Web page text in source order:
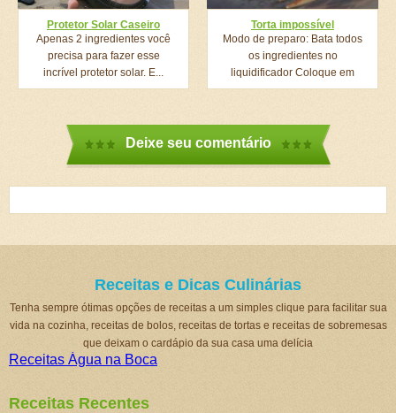
Protetor Solar Caseiro
Apenas 2 ingredientes você
precisa para fazer esse
incrível protetor solar. E...
Torta impossível
Modo de preparo: Bata todos
os ingredientes no
liquidificador Coloque em
forma...
Deixe seu comentário
Receitas e Dicas Culinárias
Tenha sempre ótimas opções de receitas a um simples clique para facilitar sua
vida na cozinha, receitas de bolos, receitas de tortas e receitas de sobremesas
que deixam o cardápio da sua casa uma delícia
Receitas Água na Boca
Receitas Recentes